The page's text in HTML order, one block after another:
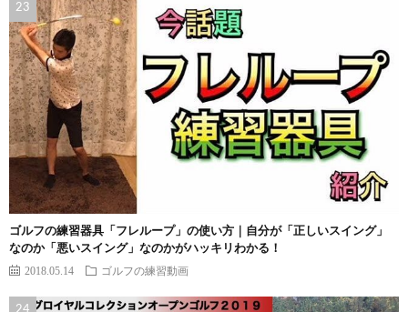
ゴルフの練習器具「フレループ」の使い方｜自分が「正しいスイング」
なのか「悪いスイング」なのかがハッキリわかる！
2018.05.14 ゴルフの練習動画